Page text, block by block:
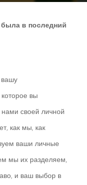
в последний
вашу
вы
своей личной
как мы, как
ваши личные
мы их разделяем,
и ваш выбор в